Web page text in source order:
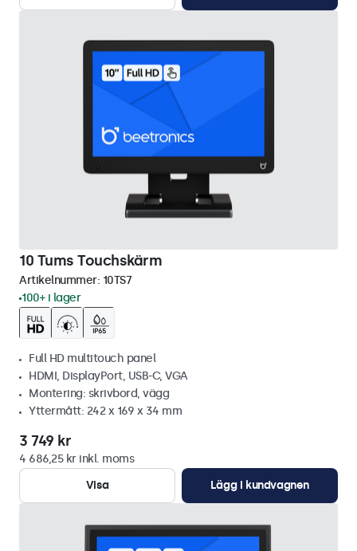
10 Tums Touchskärm
Artikelnummer: 10TS7
100+ i lager
Full HD multitouch panel
HDMI, DisplayPort, USB-C, VGA
Montering: skrivbord, vägg
Yttermått: 242 x 169 x 34 mm
3 749 kr
4 686,25 kr inkl. moms
Visa
Lägg i kundvagnen